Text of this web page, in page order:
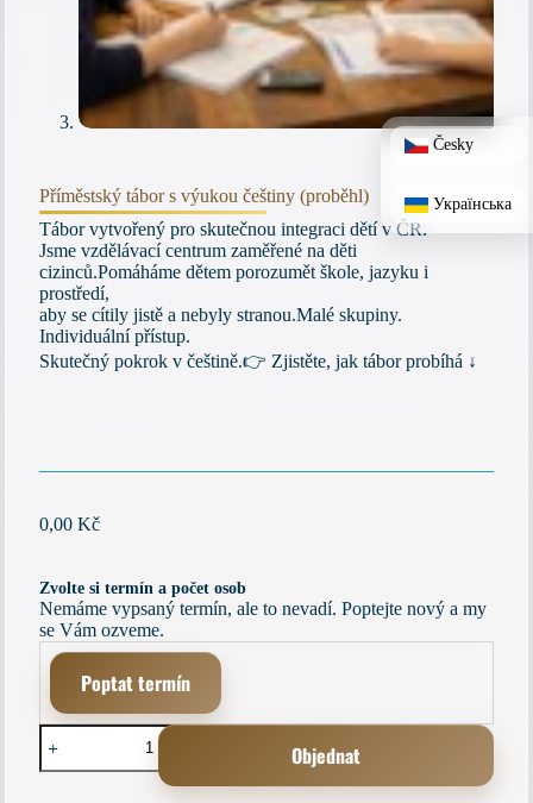
Příměstský tábor s výukou češtiny (proběhl)
Tábor vytvořený pro skutečnou integraci dětí v ČR.
Jsme vzdělávací centrum zaměřené na děti
cizinců.Pomáháme dětem porozumět škole, jazyku i
prostředí,
aby se cítily jistě a nebyly stranou.Malé skupiny.
Individuální přístup.
Skutečný pokrok v češtině.👉 Zjistěte, jak tábor probíhá ↓
Česky
Українська
0,00Kč
Zvolte si termín a počet osob
Nemáme vypsaný termín, ale to nevadí. Poptejte nový a my
se Vám ozveme.
Poptat termín
Příměstský
tábor
s
Objednat